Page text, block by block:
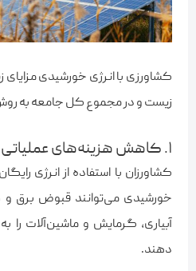
کشاورزی با انرژی خورشیدی مزایای
زیست و در مجموع کل جامعه به
۱. کاهش هزینه‌های عملیاتی
کشاورزان با استفاده از انرژی
خورشیدی می‌توانند قبوض برق و
آبیاری، گرمایش و ماشین‌آلات
دهند.